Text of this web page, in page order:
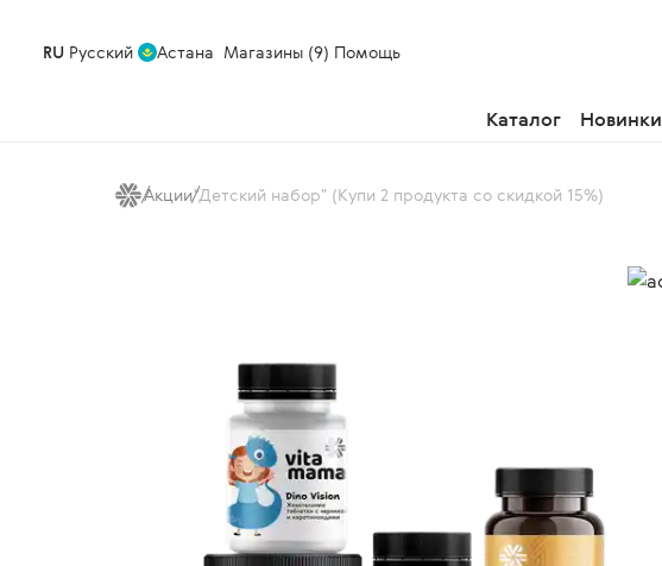
RU Русский Астана Магазины (9) Помощь
Каталог Новинки
Акции"Детский набор" (Купи 2 продукта со скидкой 15%)